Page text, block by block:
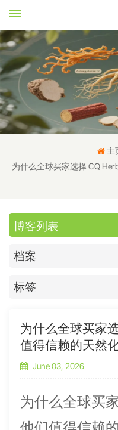
主
为什么全球买家选择 CQ
博客列表
档案
标签
为什么全球买家
值得信赖的天然
June 03, 2026
为什么全球买